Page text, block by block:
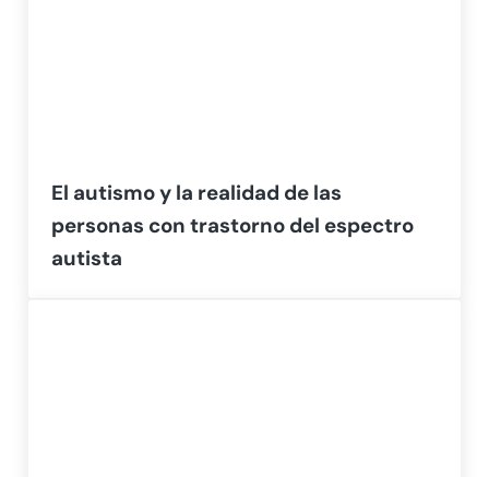
El autismo y la realidad de las
personas con trastorno del espectro
autista